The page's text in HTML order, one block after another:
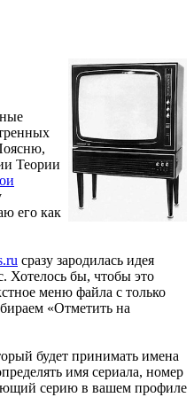
Теории
его как
сразу зародилась идея
Хотелось бы, чтобы это
меню файла с только
«Отметить на
будет принимать имена
имя сериала, номер
серию в вашем профиле